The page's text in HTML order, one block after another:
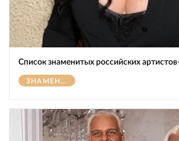
Список знаменитых российских
ЗНАМЕНИТОСТИ